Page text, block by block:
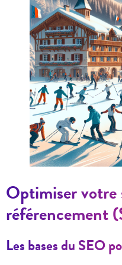
Optimiser votre
référencement
Les bases du SEO